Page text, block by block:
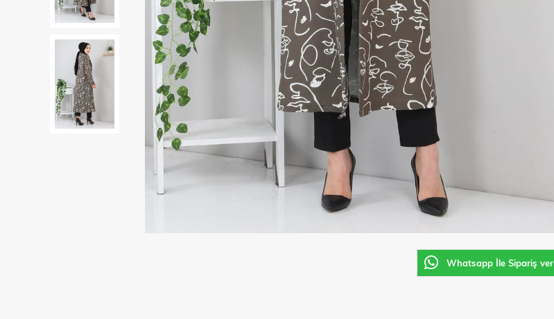
Whatsapp İle Sipariş ver